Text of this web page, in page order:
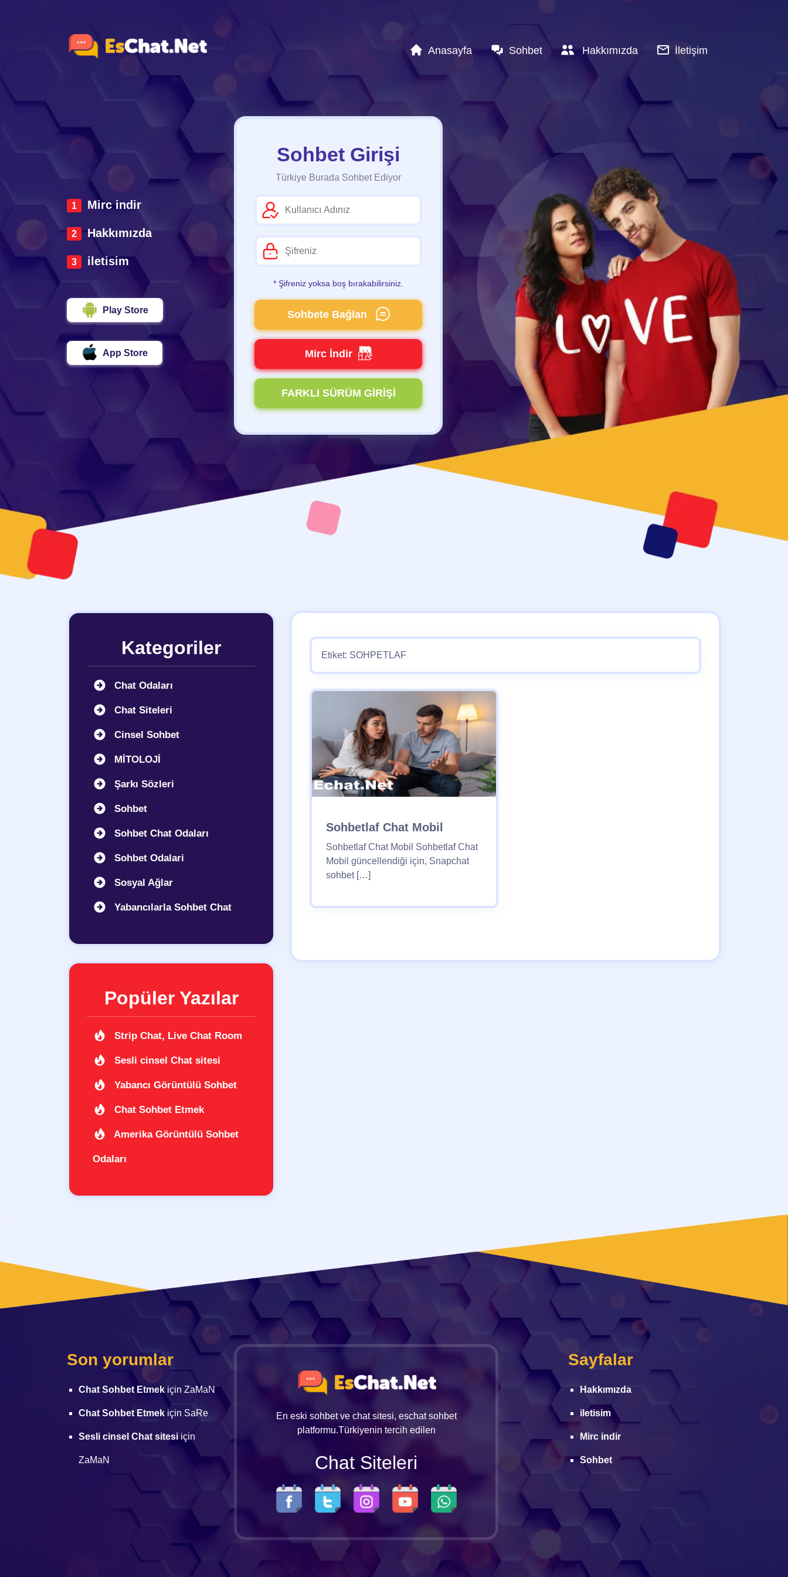
Anasayfa Sohbet Hakkımızda İletişim
Mirc indir
Hakkımızda
iletisim
Play Store
App Store
Sohbet Girişi
Türkiye Burada Sohbet Ediyor
* Şifreniz yoksa boş bırakabilirsiniz.
Sohbete Bağlan
Mirc İndir
FARKLI SÜRÜM GİRİŞİ
Kategoriler
Chat Odaları
Chat Siteleri
Cinsel Sohbet
MİTOLOJİ
Şarkı Sözleri
Sohbet
Sohbet Chat Odaları
Sohbet Odalari
Sosyal Ağlar
Yabancılarla Sohbet Chat
Popüler Yazılar
Strip Chat, Live Chat Room
Sesli cinsel Chat sitesi
Yabancı Görüntülü Sohbet
Chat Sohbet Etmek
Amerika Görüntülü Sohbet
Odaları
Etiket: SOHPETLAF
Sohbetlaf Chat Mobil
Sohbetlaf Chat Mobil Sohbetlaf Chat
Mobil güncellendiği için, Snapchat
sohbet […]
Son yorumlar
Chat Sohbet Etmek için ZaMaN
Chat Sohbet Etmek için SaRe
Sesli cinsel Chat sitesi için
ZaMaN
En eski sohbet ve chat sitesi, eschat sohbet
platformu.Türkiyenin tercih edilen
Chat Siteleri
Sayfalar
Hakkımızda
iletisim
Mirc indir
Sohbet